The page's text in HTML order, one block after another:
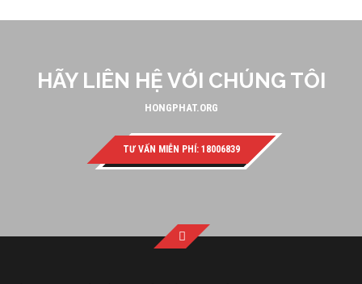
HÃY LIÊN HỆ VỚI CHÚNG TÔI
HONGPHAT.ORG
TƯ VẤN MIỄN PHÍ: 18006839